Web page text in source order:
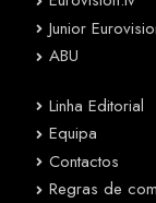
Junior
ABU
Linha Editorial
Equipa
Contactos
Regras de